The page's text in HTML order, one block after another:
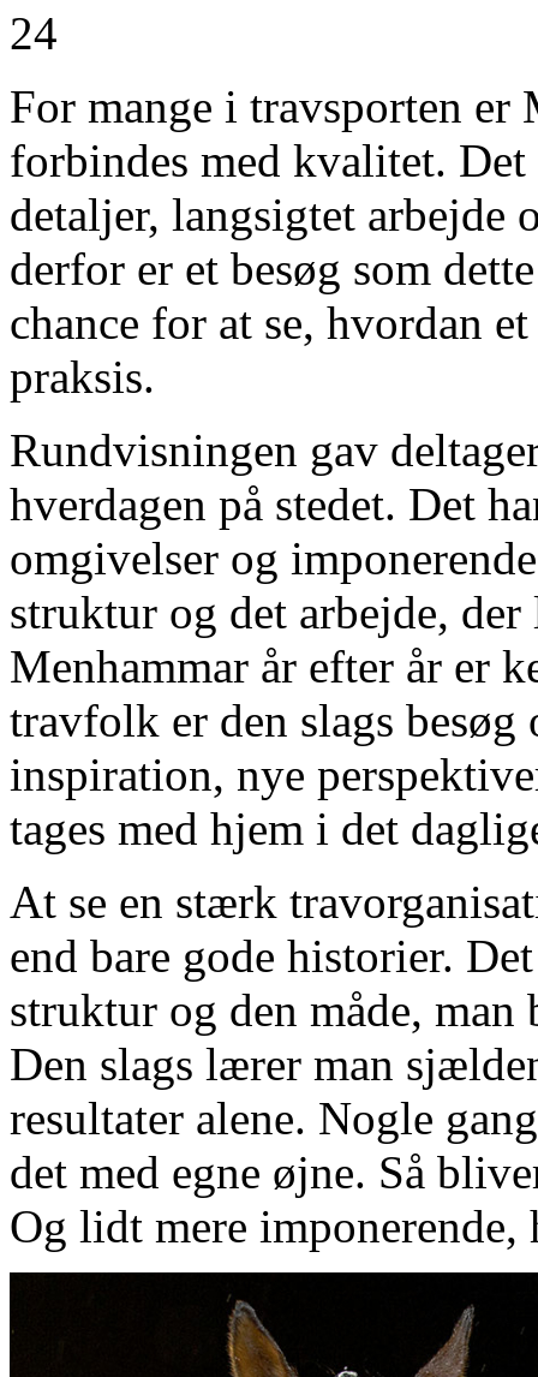
For mange i travsporten er
forbindes med kvalitet.
detaljer, langsigtet arbejde
derfor er et besøg som
chance for at se, hvordan
praksis.
Rundvisningen gav
hverdagen på stedet. Det
omgivelser og
struktur og det arbejde,
Menhammar år efter år er
travfolk er den slags
inspiration, nye
tages med hjem i det
At se en stærk
end bare gode historier.
struktur og den måde, man
Den slags lærer man
resultater alene. Nogle
det med egne øjne. Så
Og lidt mere